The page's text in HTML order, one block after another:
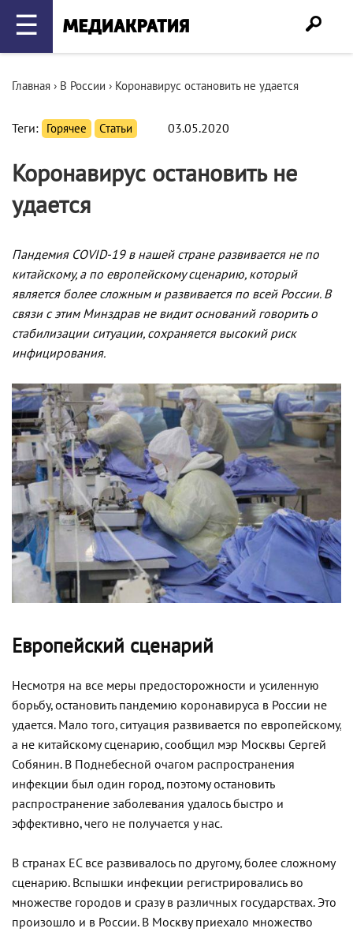
☰
Главная › В России › Коронавирус остановить не удается
Теги: Горячее Статьи 03.05.2020
Коронавирус остановить не
удается
Пандемия COVID-19 в нашей стране развивается не по
китайскому, а по европейскому сценарию, который
является более сложным и развивается по всей России. В
связи с этим Минздрав не видит оснований говорить о
стабилизации ситуации, сохраняется высокий риск
инфицирования.
Европейский сценарий
Несмотря на все меры предосторожности и усиленную
борьбу, остановить пандемию коронавируса в России не
удается. Мало того, ситуация развивается по европейскому,
а не китайскому сценарию, сообщил мэр Москвы Сергей
Собянин. В Поднебесной очагом распространения
инфекции был один город, поэтому остановить
распространение заболевания удалось быстро и
эффективно, чего не получается у нас.
В странах ЕС все развивалось по другому, более сложному
сценарию. Вспышки инфекции регистрировались во
множестве городов и сразу в различных государствах. Это
произошло и в России. В Москву приехало множество